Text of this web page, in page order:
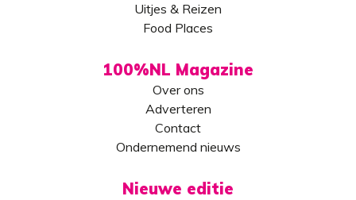
Uitjes & Reizen
Food Places
100%NL Magazine
Over ons
Adverteren
Contact
Ondernemend nieuws
Nieuwe editie